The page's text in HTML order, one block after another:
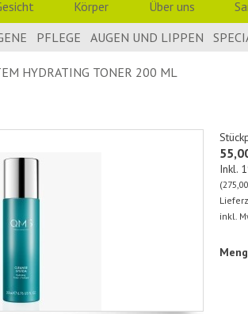
PFLEGE AUGEN UND LIPPEN
Körper Über uns
HYDRATING TONER 200 ML
Inkl.
inkl.